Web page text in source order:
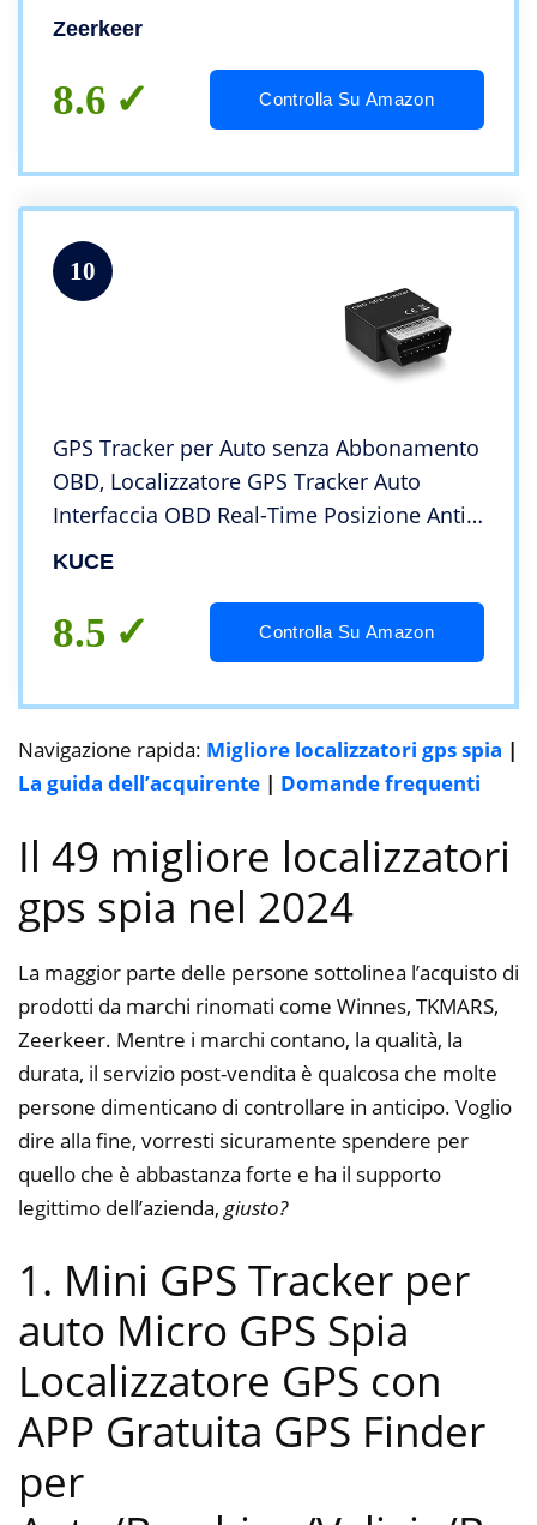
Tracciatore di Posizione per Anziani
Zeerkeer
8.6 Controlla Su Amazon
10
GPS Tracker per Auto senza Abbonamento
OBD, Localizzatore GPS Tracker Auto
Interfaccia OBD Real-Time Posizione Anti
Perdita Localizzatore GPS Spia Mini
TK816
KUCE
8.5 Controlla Su Amazon
Navigazione rapida: Migliore localizzatori gps spia |
La guida dell’acquirente | Domande frequenti
Il 49 migliore localizzatori
gps spia nel 2024
La maggior parte delle persone sottolinea l’acquisto di
prodotti da marchi rinomati come Winnes, TKMARS,
Zeerkeer. Mentre i marchi contano, la qualità, la
durata, il servizio post-vendita è qualcosa che molte
persone dimenticano di controllare in anticipo. Voglio
dire alla fine, vorresti sicuramente spendere per
quello che è abbastanza forte e ha il supporto
legittimo dell’azienda, giusto?
1. Mini GPS Tracker per
auto Micro GPS Spia
Localizzatore GPS con
APP Gratuita GPS Finder
per